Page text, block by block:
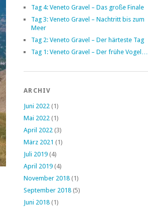
Tag 4: Veneto Gravel – Das große Finale
Tag 3: Veneto Gravel – Nachtritt bis zum
Meer
Tag 2: Veneto Gravel – Der härteste Tag
Tag 1: Veneto Gravel – Der frühe Vogel…
ARCHIV
Juni 2022 (1)
Mai 2022 (1)
April 2022 (3)
März 2021 (1)
Juli 2019 (4)
April 2019 (4)
November 2018 (1)
September 2018 (5)
Juni 2018 (1)